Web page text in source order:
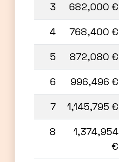
3
682,000 €
4
768,400 €
5
872,080 €
6
996,496 €
7
1,145,795 €
8
1,374,954
€